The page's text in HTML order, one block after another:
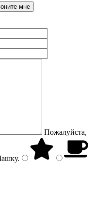
Пожалуйста,
.